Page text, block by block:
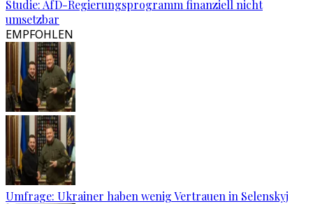
Studie: AfD-Regierungsprogramm finanziell nicht
umsetzbar
EMPFOHLEN
Umfrage: Ukrainer haben wenig Vertrauen in Selenskyj